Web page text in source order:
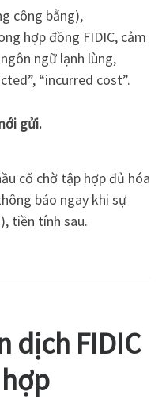
công bằng),
hợp đồng FIDIC, cảm
ngữ lạnh lùng,
“incurred cost”.
gửi.
cố chờ tập hợp đủ hóa
báo ngay khi sự
tiền tính sau.
dịch FIDIC